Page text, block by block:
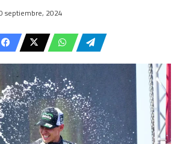
septiembre, 2024